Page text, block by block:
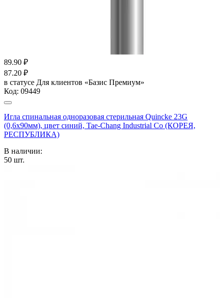
89.90 ₽
87.20 ₽
в статусе Для клиентов «Базис Премиум»
Код: 09449
Игла спинальная одноразовая стерильная Quincke 23G
(0,6х90мм), цвет синий, Tae-Chang Industrial Co (КОРЕЯ,
РЕСПУБЛИКА)
В наличии:
50 шт.